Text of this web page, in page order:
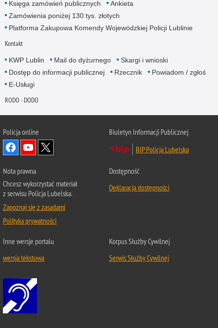
Księga zamówień publicznych
Ankieta
Zamówienia poniżej 130 tys. złotych
Platforma Zakupowa Komendy Wojewódzkiej Policji Lublinie
Kontakt
KWP Lublin Mail do dyżurnego
Skargi i wnioski
Dostęp do informacji publicznej
Rzecznik
Powiadom / zgłoś
E-Usługi
RODO - DODO
Policja online
Biuletyn Informacji Publicznej
BIP Policja Lubelska
Nota prawna
Chcesz wykorzystać materiał
z serwisu Policja Lubelska.
Zapoznaj się z zasadami
Polityka prywatności
Dostępność
Deklaracja dostępności
Inne wersje portalu
wersja tekstowa
Korpus Służby Cywilnej
Serwis Służby Cywilnej